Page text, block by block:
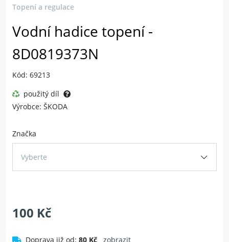
Topení a regulace
Vodní hadice topení -
8D0819373N
Kód: 69213
použitý díl
Výrobce: ŠKODA
Značka
Vyberte
100 Kč
Doprava již od: 80 Kč
zobrazit